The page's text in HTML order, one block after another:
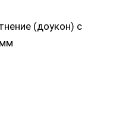
(доукон) с